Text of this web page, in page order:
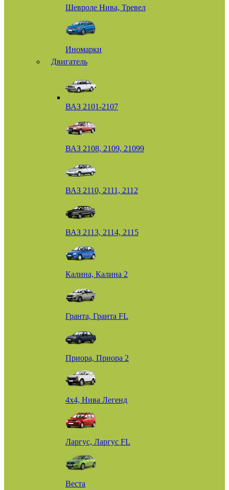
Шевроле Нива, Тревел
Иномарки
Двигатель
ВАЗ 2101-2107
ВАЗ 2108, 2109, 21099
ВАЗ 2110, 2111, 2112
ВАЗ 2113, 2114, 2115
Калина, Калина 2
Гранта, Гранта FL
Приора, Приора 2
4х4, Нива Легенд
Ларгус, Ларгус FL
Веста